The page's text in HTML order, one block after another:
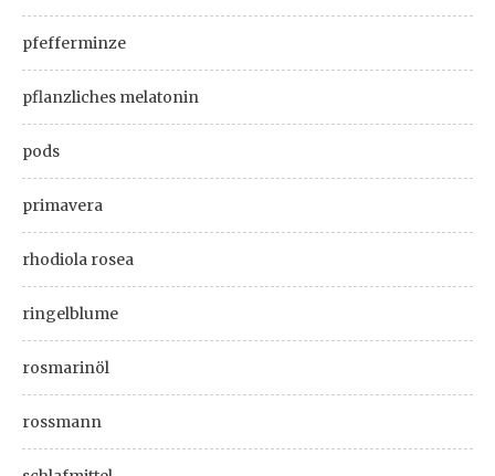
pfefferminze
pflanzliches melatonin
pods
primavera
rhodiola rosea
ringelblume
rosmarinöl
rossmann